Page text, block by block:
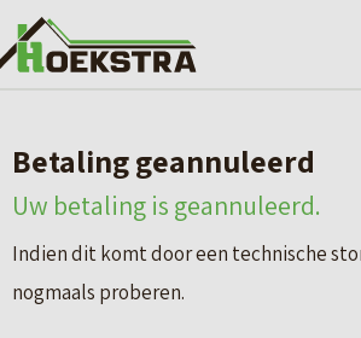
Betaling geannuleerd
Uw betaling is geannuleerd.
Indien dit komt door een technische
nogmaals proberen.